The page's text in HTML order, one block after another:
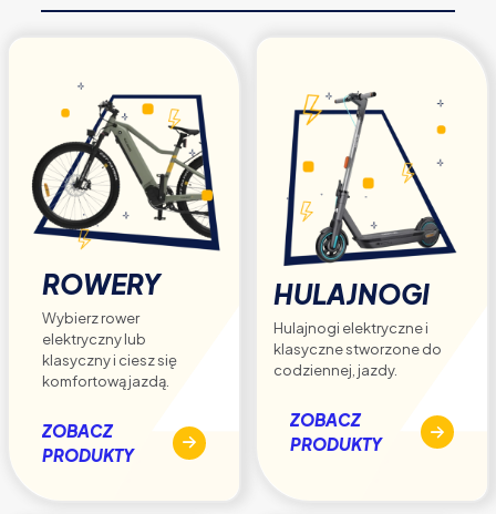
na
ROWERY
Wybierz rower
elektryczny lub
klasyczny i ciesz się
komfortową jazdą.
ZOBACZ
PRODUKTY
HULAJNOGI
Hulajnogi elektryczne i
klasyczne stworzone do
codziennej, jazdy.
ZOBACZ
PRODUKTY